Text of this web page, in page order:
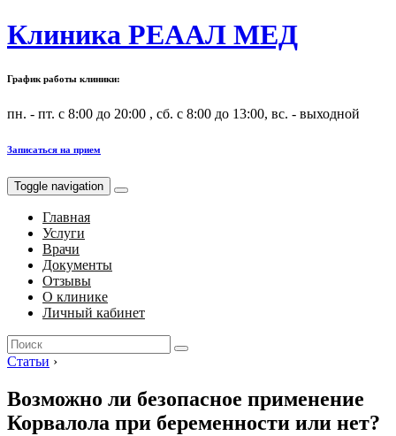
Клиника РЕААЛ МЕД
График работы клиники:
пн. - пт. с 8:00 до 20:00 , сб. с 8:00 до 13:00, вс. - выходной
Записаться на прием
Toggle navigation
Главная
Услуги
Врачи
Документы
Отзывы
О клинике
Личный кабинет
Search
for:
Статьи ›
Возможно ли безопасное применение
Корвалола при беременности или нет?